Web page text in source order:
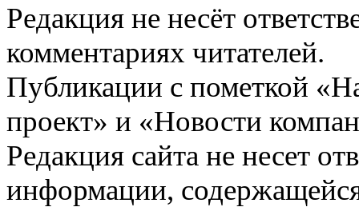
Редакция не несёт
комментариях читателей.
Публикации с пометкой
проект» и «Новости
Редакция сайта не несет
информации,